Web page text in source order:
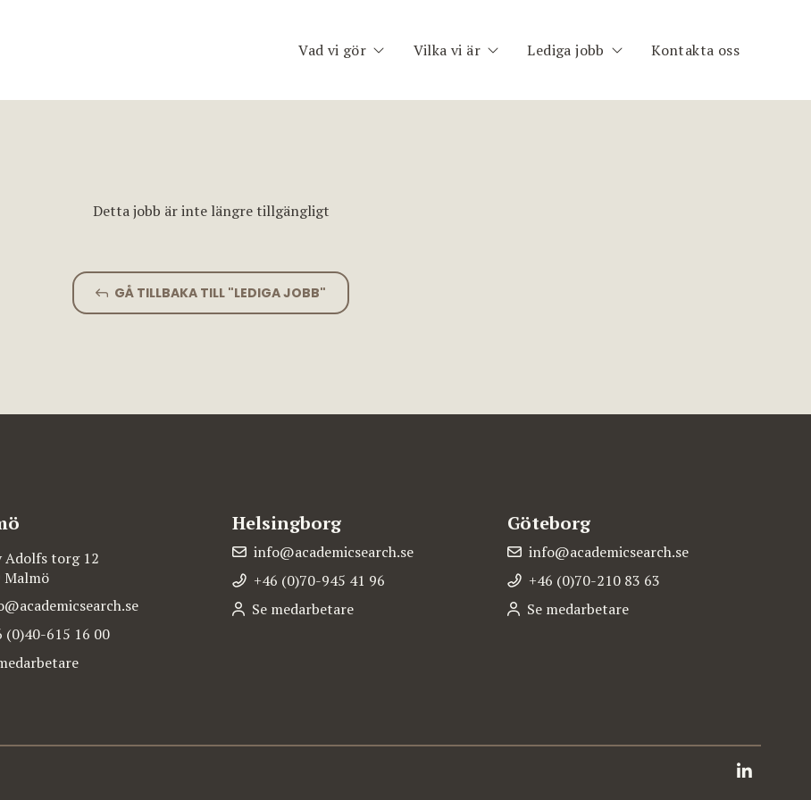
Vad vi gör
Team Assessment
Planet Consulting
Vilka vi är Lediga jobb Kontakta oss
Detta jobb är inte längre tillgängligt
GÅ TILLBAKA TILL "LEDIGA JOBB"
Adolfs torg 12
Malmö
(0)40-615 16 00
Helsingborg
info@academicsearch.se
+46 (0)70-945 41 96
Se medarbetare
Göteborg
info@academicsearch.se
+46 (0)70-210 83 63
Se medarbetare